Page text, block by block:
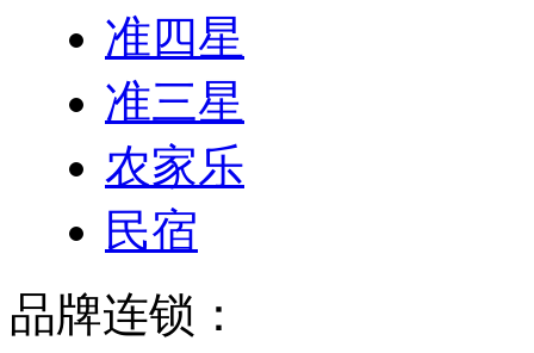
准四星
准三星
农家乐
民宿
品牌连锁：